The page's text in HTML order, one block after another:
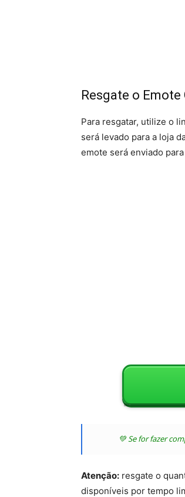
Resgate o Emote
Para resgatar, utilize o
será levado para a loja
emote será enviado
💚 Se for fazer
Atenção: resgate o
disponíveis por tempo